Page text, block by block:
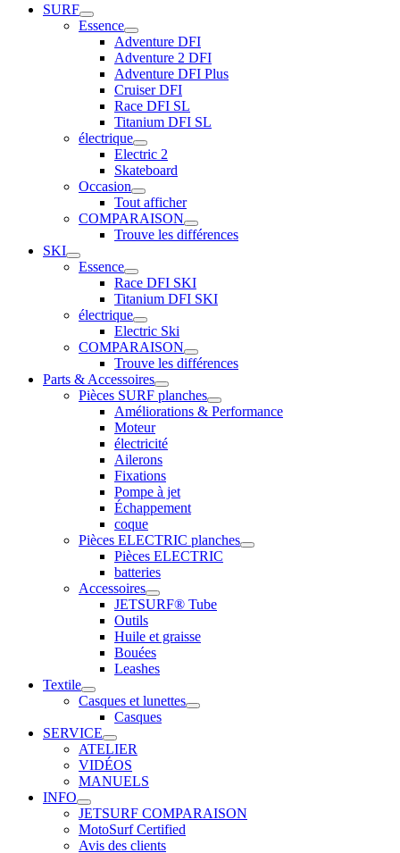
SURF
Essence
Adventure DFI
Adventure 2 DFI
Adventure DFI Plus
Cruiser DFI
Race DFI SL
Titanium DFI SL
électrique
Electric 2
Skateboard
Occasion
Tout afficher
COMPARAISON
Trouve les différences
SKI
Essence
Race DFI SKI
Titanium DFI SKI
électrique
Electric Ski
COMPARAISON
Trouve les différences
Parts & Accessoires
Pièces SURF planches
Améliorations & Performance
Moteur
électricité
Ailerons
Fixations
Pompe à jet
Échappement
coque
Pièces ELECTRIC planches
Pièces ELECTRIC
batteries
Accessoires
JETSURF® Tube
Outils
Huile et graisse
Bouées
Leashes
Textile
Casques et lunettes
Casques
SERVICE
ATELIER
VIDÉOS
MANUELS
INFO
JETSURF COMPARAISON
MotoSurf Certified
Avis des clients